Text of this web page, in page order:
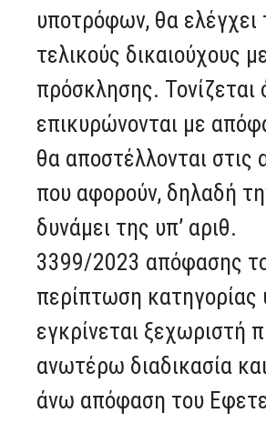
υποτρόφων, θα ελέγχει
τελικούς δικαιούχους
πρόσκλησης.
επικυρώνονται με
θα αποστέλλονται
που αφορούν, δηλαδή
δυνάμει της υπ’ αριθ.
3399/2023 απόφασης
περίπτωση κατηγορίας
εγκρίνεται ξεχωριστή
ανωτέρω διαδικασία
άνω απόφαση του